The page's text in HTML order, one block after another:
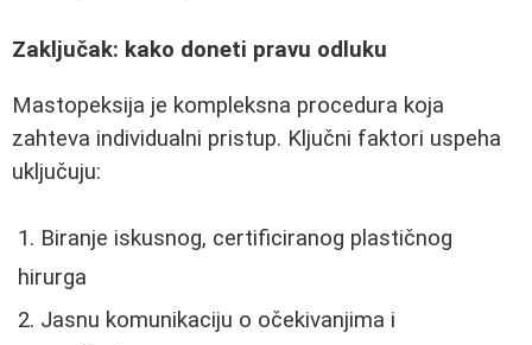
Zaključak: kako doneti pravu odluku
Mastopeksija je kompleksna procedura koja
zahteva individualni pristup. Ključni faktori uspeha
uključuju:
Biranje iskusnog, certificiranog plastičnog
hirurga
Jasnu komunikaciju o očekivanjima i